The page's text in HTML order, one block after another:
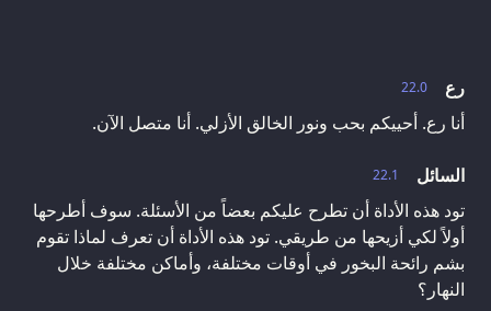
22.0
رع
أنا رع. أحييكم بحب ونور الخالق الأزلي. أنا متصل الآن.
22.1
السائل
تود هذه الأداة أن تطرح عليكم بعضاً من الأسئلة. سوف أطرحها
أولاً لكي أزيحها من طريقي. تود هذه الأداة أن تعرف لماذا تقوم
بشم رائحة البخور في أوقات مختلفة، وأماكن مختلفة خلال
النهار؟